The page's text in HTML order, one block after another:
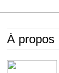
À propos